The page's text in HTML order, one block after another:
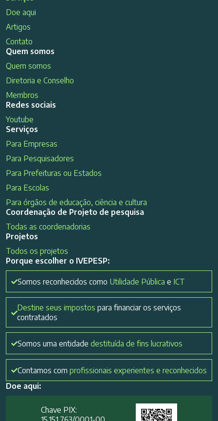
Doe aqui
Artigos
Contato
Quem somos
Quem somos
Diretoria e Conselho
Membros
Redes sociais
Youtube
Serviços
Para Empresas
Para Pesquisadores
Para Prefeituras ou Estados
Para Escolas
Para órgãos de educação, ciência e cultura
Coordenação de Projeto de pesquisa
Todas as coordenadorias
Projetos
Todos os projetos
Porque escolher o IVEPESP:
Somos reconhecidos como Utilidade Pública e ICT
Destine seus impostos para financiar os serviços
contratados
Somos uma entidade destituída de fins lucrativos
Contamos com profissionais experientes e reconhecidos
Doe aqui:
Chave PIX: